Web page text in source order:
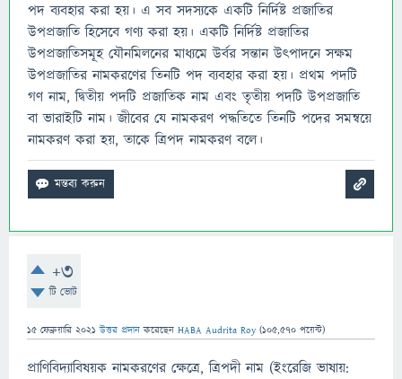
পদ ব্যবহার করা হয়। এ সব সদস্যকে একটি নির্দিষ্ট প্রজাতির
উপপ্রজাতি হিসেবে গণ্য করা হয়। একটি নির্দিষ্ট প্রজাতির
উপপ্রজাতিসমূহ যৌনমিলনের মাধ্যমে উর্বর সন্তান উৎপাদনে সক্ষম
উপপ্রজাতির নামকরণের তিনটি পদ ব্যবহার করা হয়। প্রথম পদটি
গণ নাম, দ্বিতীয় পদটি প্রজাতিক নাম এবং তৃতীয় পদটি উপপ্রজাতি
বা ভারাইটি নাম। জীবের যে নামকরণ পদ্ধতিতে তিনটি পদের সমন্বয়ে
নামকরণ করা হয়, তাকে ত্রিপদ নামকরণ বলে।
+3
টি ভোট
15 ফেব্রুয়ারি 2021 উত্তর প্রদান করেছেন HABA Audrita Roy (105,570 পয়েন্ট)
প্রাণিবিদ্যাবিষয়ক নামকরণের ক্ষেত্রে, ত্রিপদী নাম (ইংরেজি ভাষায়: